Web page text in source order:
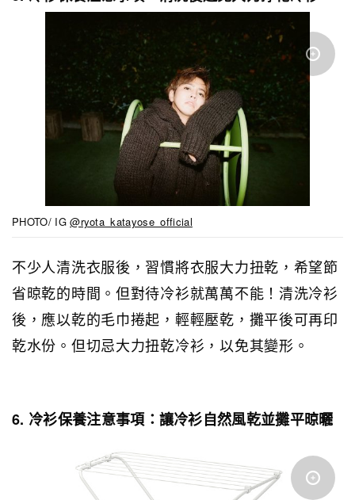
PHOTO/ IG@ryota_katayose_official
不少人清洗衣服後，習慣將衣服大力扭乾，希望節
省晾乾的時間。但對待冷衫就萬萬不能！清洗冷衫
後，應以乾的毛巾捲起，輕輕壓乾，攤平後可再印
乾水份。但切忌大力扭乾冷衫，以免其變形。
6. 冷衫保養注意事項：讓冷衫自然風乾並攤平晾曬